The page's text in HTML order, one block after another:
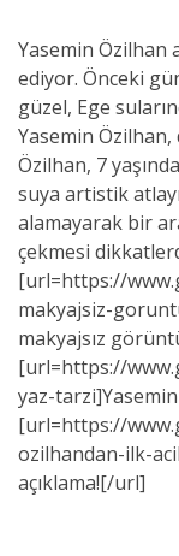
Yasemin Özilhan
ediyor. Önceki
güzel, Ege
Yasemin Özilhan,
Özilhan, 7
suya artistik
alamayarak bir
çekmesi
[url=https://
makyajsiz-
makyajsız
[url=https://
yaz-
[url=https://
ozilhandan-ilk-
açıklama![/url]